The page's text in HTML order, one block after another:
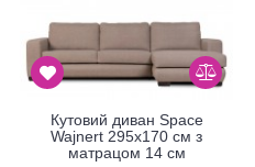
Кутовий диван Space
Wajnert 295x170 см з
матрацом 14 см